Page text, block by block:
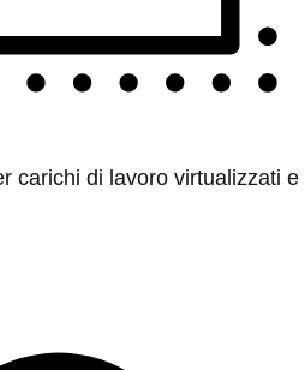
carichi di lavoro virtualizzati e